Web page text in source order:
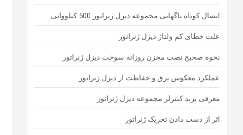
اتصال کوتاه ناگهانی مجموعه دیزل ژنراتور 500 کیلوواتی
علت خطای کم ولتاژ دیزل ژنراتور
نحوه صحیح نصب مخزن روزانه سوخت دیزل ژنراتور
عملکرد معکوس برق و حفاظت از دیزل ژنراتور
معرفی برند کنترلر مجموعه دیزل ژنراتور
اثر از دست دادن تحریک ژنراتور